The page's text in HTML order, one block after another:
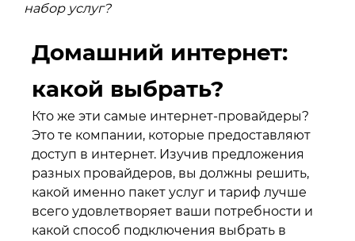
набор услуг?
Домашний интернет:
какой выбрать?
Кто же эти самые интернет-провайдеры?
Это те компании, которые предоставляют
доступ в интернет. Изучив предложения
разных провайдеров, вы должны решить,
какой именно пакет услуг и тариф лучше
всего удовлетворяет ваши потребности и
какой способ подключения выбрать в